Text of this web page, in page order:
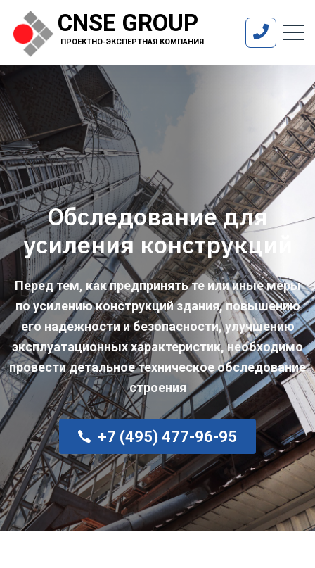
CNSE GROUP
ПРОЕКТНО-ЭКСПЕРТНАЯ КОМПАНИЯ
Обследование для
усиления конструкций
Перед тем, как предпринять те или иные меры
по усилению конструкций здания, повышению
его надежности и безопасности, улучшению
эксплуатационных характеристик, необходимо
провести детальное техническое обследование
строения
+7 (495) 477-96-95